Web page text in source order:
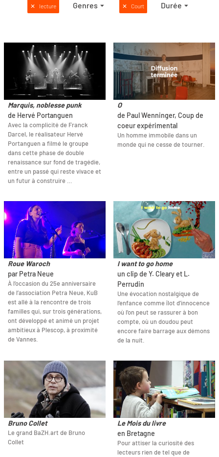
✕ lecture Genres ✕ Court Durée
Marquis, noblesse punk
de Hervé Portanguen
Avec la complicité de Franck
Darcel, le réalisateur Hervé
Portanguen a filmé le groupe
dans cette phase de double
renaissance sur fond de tragédie,
entre un passé qui reste vivace et
un futur à construire …
O
de Paul Wenninger, Coup de
coeur expérimental
Un homme immobile dans un
monde qui ne cesse de tourner.
Roue Waroch
par Petra Neue
À l’occasion du 25e anniversaire
de l’association Petra Neue, KuB
est allé à la rencontre de trois
familles qui, sur trois générations,
ont développé et animé un projet
ambitieux à Plescop, à proximité
de Vannes.
I want to go home
un clip de Y. Cleary et L.
Perrudin
Une évocation nostalgique de
l’enfance comme îlot d’innocence
où l’on peut se rassurer à bon
compte, où un doudou peut
encore faire barrage aux démons
de la nuit.
Bruno Collet
Le grand BaZH.art de Bruno
Collet
Le Mois du livre
en Bretagne
Pour attiser la curiosité des
lecteurs rien de tel que de